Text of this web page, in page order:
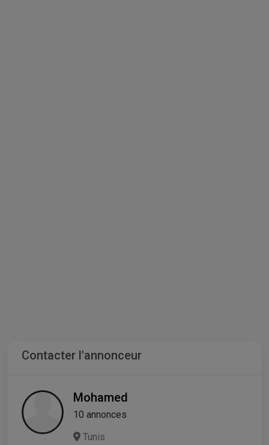
Contacter l'annonceur
Mohamed
10 annonces
Tunis